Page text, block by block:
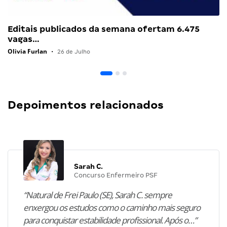
Editais publicados da semana ofertam 6.475
vagas…
Olivia Furlan • 26 de Julho
Depoimentos relacionados
Sarah C.
Concurso Enfermeiro PSF
“Natural de Frei Paulo (SE), Sarah C. sempre
enxergou os estudos como o caminho mais seguro
para conquistar estabilidade profissional. Após o…”